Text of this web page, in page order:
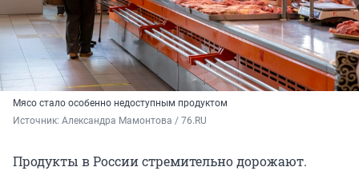
Мясо стало особенно недоступным продуктом
Источник: Александра Мамонтова / 76.RU
Продукты в России стремительно дорожают.